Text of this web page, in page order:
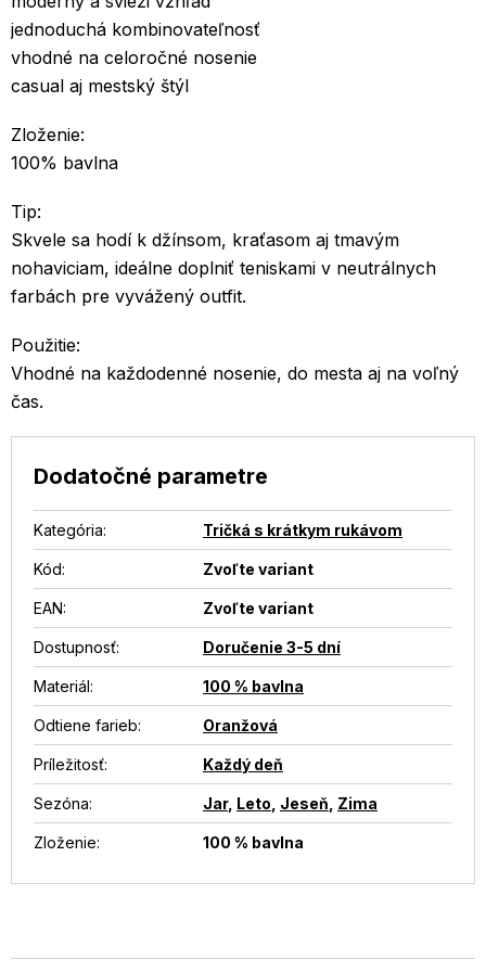
jednoduchá kombinovateľnosť
vhodné na celoročné nosenie
casual aj mestský štýl
Zloženie:
100% bavlna
Tip:
Skvele sa hodí k džínsom, kraťasom aj tmavým
nohaviciam, ideálne doplniť teniskami v neutrálnych
farbách pre vyvážený outfit.
Použitie:
Vhodné na každodenné nosenie, do mesta aj na voľný
čas.
Dodatočné parametre
Kategória: Tričká s krátkym rukávom
Kód: Zvoľte variant
EAN: Zvoľte variant
Dostupnosť: Doručenie 3-5 dní
Materiál: 100 % bavlna
Odtiene farieb: Oranžová
Príležitosť: Každý deň
Sezóna: Jar, Leto Jeseň Zima
Zloženie: 100 % bavlna